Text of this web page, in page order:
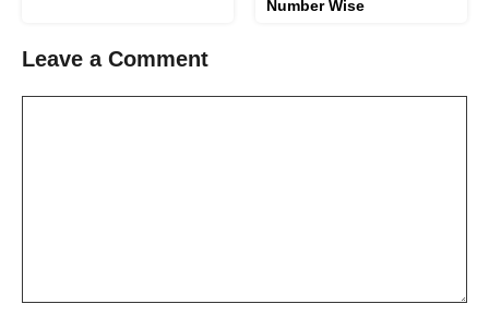
Number Wise
Leave a Comment